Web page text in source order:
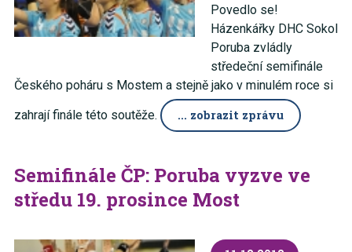
Povedlo se!
Házenkářky DHC Sokol
Poruba zvládly
středeční semifinále
Českého poháru s Mostem a stejně jako v minulém roce si
zahrají finále této soutěže.
... zobrazit zprávu
Semifinále ČP: Poruba vyzve ve
středu 19. prosince Most